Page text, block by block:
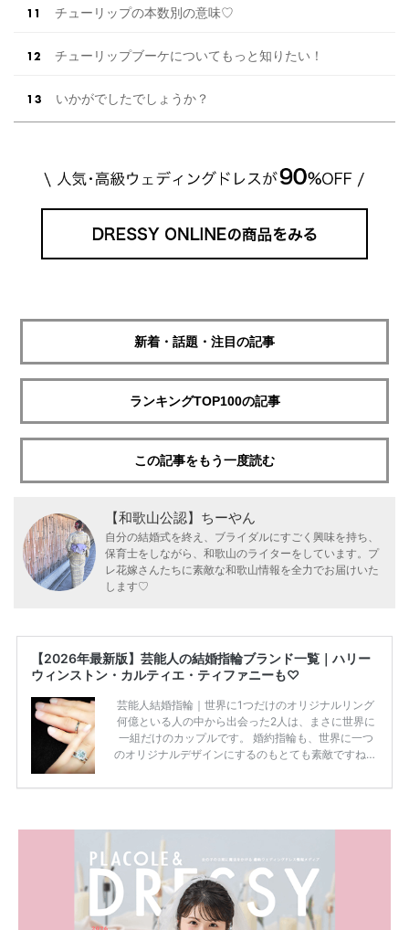
チューリップの本数別の意味♡
チューリップブーケについてもっと知りたい！
いかがでしたでしょうか？
新着・話題・注目の記事
ランキングTOP100の記事
この記事をもう一度読む
【和歌山公認】ちーやん
自分の結婚式を終え、ブライダルにすごく興味を持ち、
保育士をしながら、和歌山のライターをしています。プ
レ花嫁さんたちに素敵な和歌山情報を全力でお届けいた
します♡
【2026年最新版】芸能人の結婚指輪ブランド一覧｜ハリー
ウィンストン・カルティエ・ティファニーも♡
芸能人結婚指輪｜世界に1つだけのオリジナルリング
何億といる人の中から出会った2人は、まさに世界に
一組だけのカップルです。 婚約指輪も、世界に一つ
のオリジナルデザインにするのもとても素敵ですね♡
のを形にするのも想い出になります。 上戸彩さん・H
は、HIROさんの お知り合いのデザイナーに頼んだ特
注品とのこと。 ダイヤモンドがたくさん散りばめら
続きを読む